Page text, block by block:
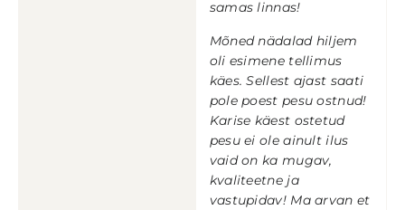
samas linnas!
Mõned nädalad hiljem
oli esimene tellimus
käes. Sellest ajast saati
pole poest pesu ostnud!
Karise käest ostetud
pesu ei ole ainult ilus
vaid on ka mugav,
kvaliteetne ja
vastupidav! Ma arvan et